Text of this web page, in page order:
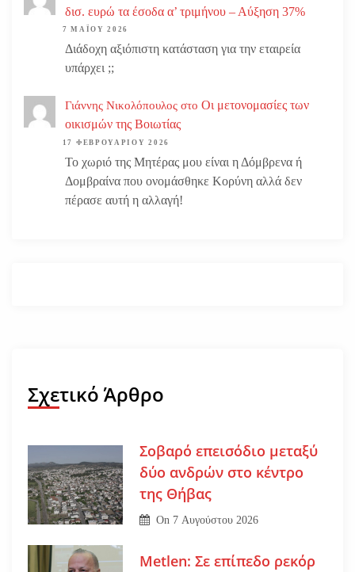
δισ. ευρώ τα έσοδα α’ τριμήνου – Αύξηση 37%
7 ΜΑΪ́ΟΥ 2026
Διάδοχη αξιόπιστη κατάσταση για την εταιρεία
υπάρχει ;;
Γιάννης Νικολόπουλος στο Οι μετονομασίες των
οικισμών της Βοιωτίας
17 ΦΕΒΡΟΥΑΡΊΟΥ 2026
Το χωριό της Μητέρας μου είναι η Δόμβρενα ή
Δομβραίνα που ονομάσθηκε Κορύνη αλλά δεν
πέρασε αυτή η αλλαγή!
Σχετικό Άρθρο
Σοβαρό επεισόδιο μεταξύ
δύο ανδρών στο κέντρο
της Θήβας
On 7 Αυγούστου 2026
Metlen: Σε επίπεδο ρεκόρ